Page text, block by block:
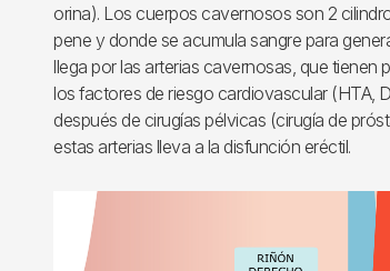
orina). Los cuerpos cavernosos son 2
pene y donde se acumula sangre para
llega por las arterias cavernosas, que
los factores de riesgo cardiovascular (HTA,
después de cirugías pélvicas (cirugía de
estas arterias lleva a la disfunción eréctil.
Imagen